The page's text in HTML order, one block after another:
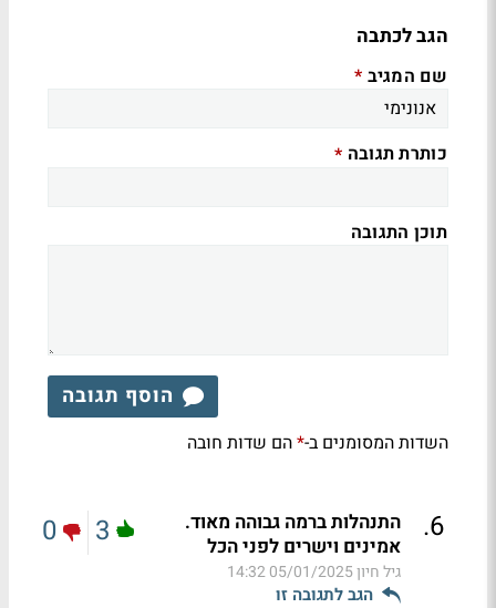
הגב לכתבה
שם המגיב *
כותרת תגובה *
תוכן התגובה
הוסף תגובה
השדות המסומנים ב-*הם שדות חובה
6
.
התנהלות ברמה גבוהה מאוד.
אמינים וישרים לפני הכל
גיל חיון05/01/2025 14:32
הגב לתגובה זו
3
0